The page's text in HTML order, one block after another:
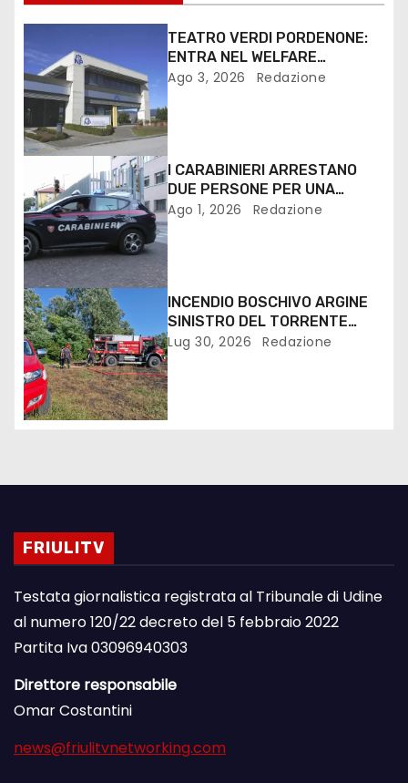
TEATRO VERDI PORDENONE:
ENTRA NEL WELFARE
TERRITORIALE FVG
Ago 3, 2026 Redazione
I CARABINIERI ARRESTANO
DUE PERSONE PER UNA
DOPPIA TRUFFA AI DANNI DI
Ago 1, 2026 Redazione
INCENDIO BOSCHIVO ARGINE
SINISTRO DEL TORRENTE
TORRE A SAN VITO
Lug 30, 2026 Redazione
FRIULITV
Testata giornalistica registrata al Tribunale di Udine
al numero 120/22 decreto del 5 febbraio 2022
Partita Iva 03096940303
Direttore responsabile
Omar Costantini
news@friulitvnetworking.com